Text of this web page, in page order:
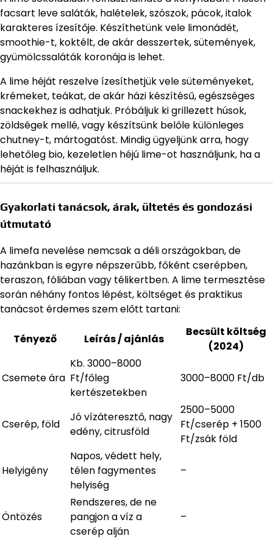
facsart leve saláták, halételek, szószok, pácok, italok
karakteres ízesítője. Készíthetünk vele limonádét,
smoothie-t, koktélt, de akár desszertek, sütemények,
gyümölcssaláták koronája is lehet.
A lime héját reszelve ízesíthetjük vele süteményeket,
krémeket, teákat, de akár házi készítésű, egészséges
snackekhez is adhatjuk. Próbáljuk ki grillezett húsok,
zöldségek mellé, vagy készítsünk belőle különleges
chutney-t, mártogatóst. Mindig ügyeljünk arra, hogy
lehetőleg bio, kezeletlen héjú lime-ot használjunk, ha a
héját is felhasználjuk.
Gyakorlati tanácsok, árak, ültetés és gondozási
útmutató
A limefa nevelése nemcsak a déli országokban, de
hazánkban is egyre népszerűbb, főként cserépben,
teraszon, fóliában vagy télikertben. A lime termesztése
során néhány fontos lépést, költséget és praktikus
tanácsot érdemes szem előtt tartani:
Tényező Leírás / ajánlás
Becsült költség
(2024)
Csemete ára
Kb. 3000–8000
Ft/főleg
kertészetekben
3000–8000 Ft/db
Cserép, föld
Jó vízáteresztő, nagy
edény, citrusföld
2500–5000
Ft/cserép + 1500
Ft/zsák föld
Helyigény
Napos, védett hely,
télen fagymentes
helyiség
–
Öntözés
Rendszeres, de ne
pangjon a víz a
cserép alján
–